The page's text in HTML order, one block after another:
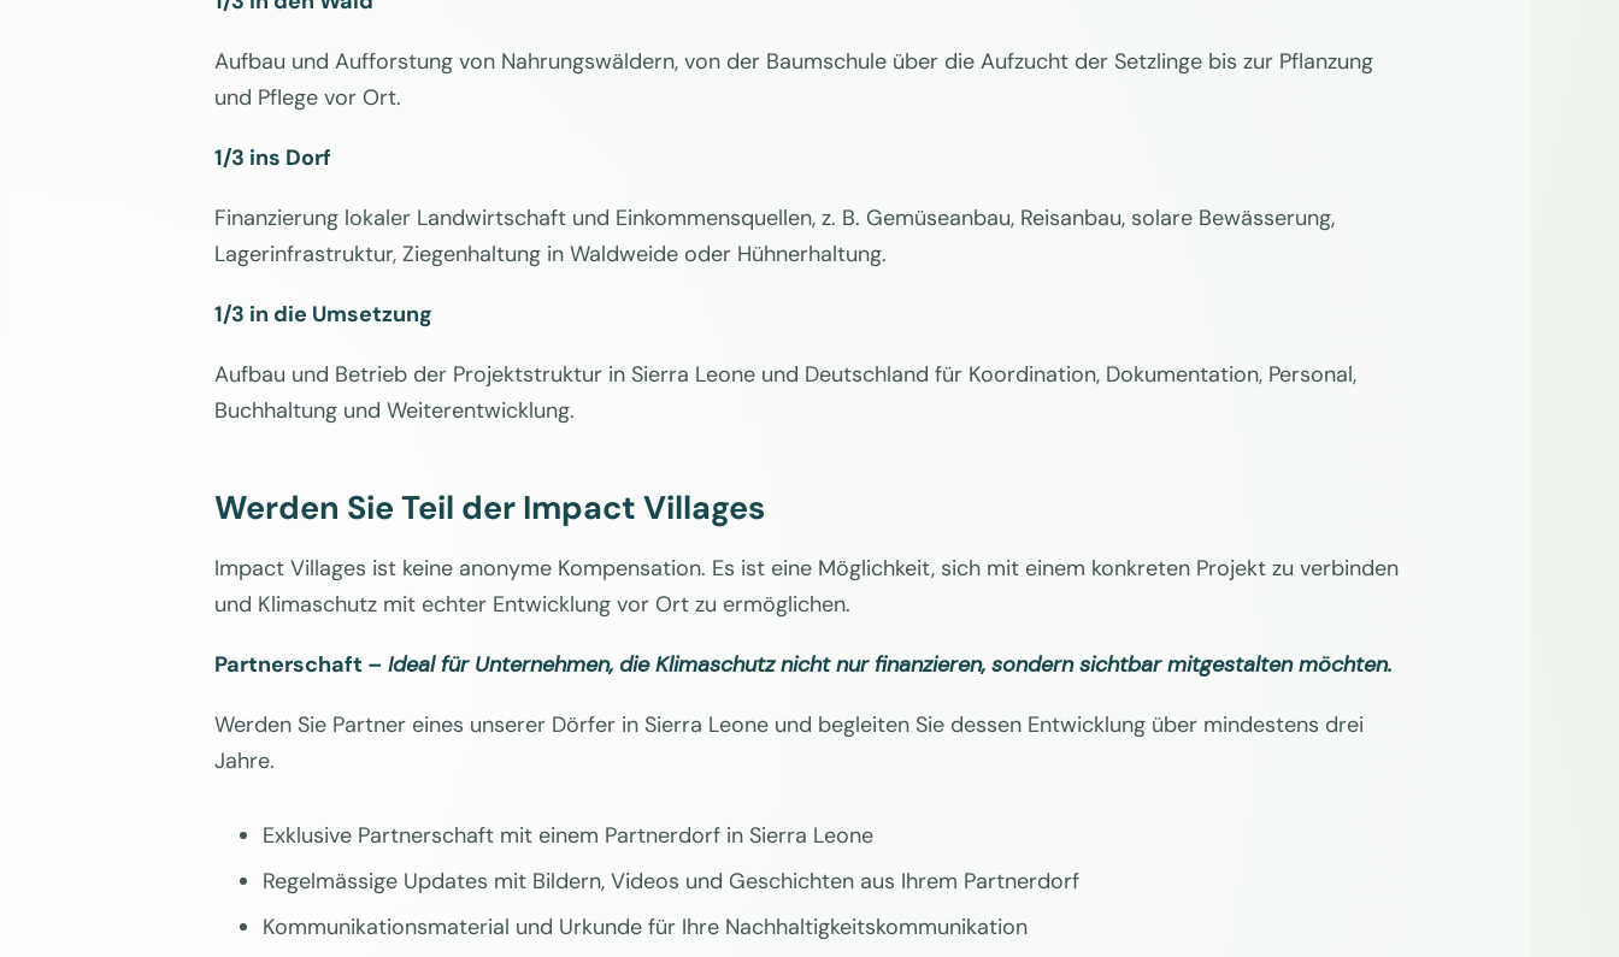
Aufbau und Aufforstung von Nahrungswäldern, von der Baumschule über die Aufzucht der Setzlinge bis zur Pflanzung
und Pflege vor Ort.
1/3 ins Dorf
Finanzierung lokaler Landwirtschaft und Einkommensquellen, z. B. Gemüseanbau, Reisanbau, solare Bewässerung,
Lagerinfrastruktur, Ziegenhaltung in Waldweide oder Hühnerhaltung.
1/3 in die Umsetzung
Aufbau und Betrieb der Projektstruktur in Sierra Leone und Deutschland für Koordination, Dokumentation, Personal,
Buchhaltung und Weiterentwicklung.
Werden Sie Teil der Impact Villages
Impact Villages ist keine anonyme Kompensation. Es ist eine Möglichkeit, sich mit einem konkreten Projekt zu verbinden
und Klimaschutz mit echter Entwicklung vor Ort zu ermöglichen.
Partnerschaft – Ideal für Unternehmen, die Klimaschutz nicht nur finanzieren, sondern sichtbar mitgestalten möchten.
Werden Sie Partner eines unserer Dörfer in Sierra Leone und begleiten Sie dessen Entwicklung über mindestens drei
Jahre.
Exklusive Partnerschaft mit einem Partnerdorf in Sierra Leone
Regelmässige Updates mit Bildern, Videos und Geschichten aus Ihrem Partnerdorf
Kommunikationsmaterial und Urkunde für Ihre Nachhaltigkeitskommunikation